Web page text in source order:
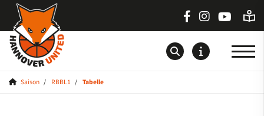
Saison RBBL1 Tabelle